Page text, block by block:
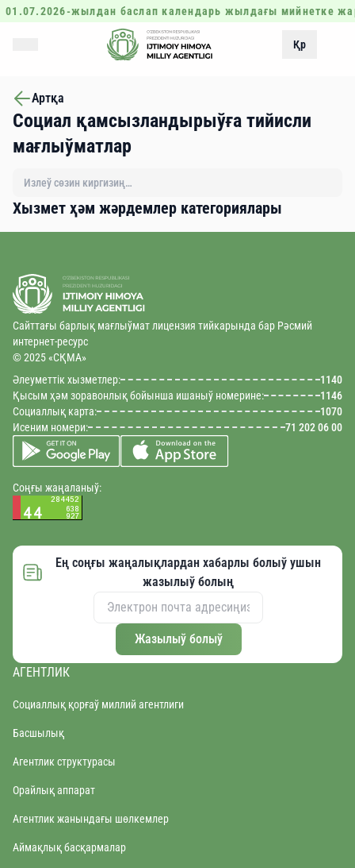
01.07.2026-жылдан баслап календарь жылдағы мийнетке
Қр
Артқа
Социал қамсызландырыўға тийисли
мағлыўматлар
Хызмет ҳəм жəрдемлер категориялары
Сайттағы барлық мағлыўмат лицензия тийкарында бар Рәсмий
интернет-ресурс
© 2025 «CҚMA»
Әлеуметтік хызметлер:
1140
Қысым ҳәм зоравонлық бойынша ишаныў номерине:
1146
Социаллық карта:
1070
Исеним номери:
71 202 06 00
Соңғы жаңаланыў:
Ең соңғы жаңалықлардан хабарлы болыў ушын
жазылыў болың
Жазылыў болыў
АГЕНТЛИК
Социаллық қорғаў миллий агентлиги
Басшылық
Агентлик структурасы
Орайлық аппарат
Агентлик жанындағы шөлкемлер
Аймақлық басқармалар